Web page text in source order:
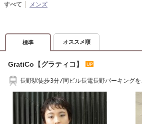
すべて メンズ
標準 オススメ順
GratiCo【グラティコ】
長野駅徒歩3分/同ビル長電長野パーキング